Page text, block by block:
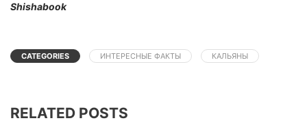
Shishabook
CATEGORIES ИНТЕРЕСНЫЕ ФАКТЫ КАЛЬЯНЫ
RELATED POSTS